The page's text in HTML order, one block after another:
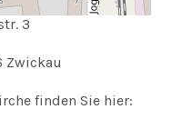
3
Zwickau
finden Sie hier: